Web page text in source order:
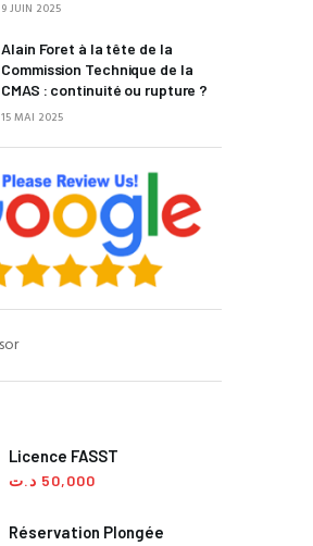
9 JUIN 2025
Alain Foret à la tête de la
Commission Technique de la
CMAS : continuité ou rupture ?
15 MAI 2025
Licence FASST
50,000 د.ت
Réservation Plongée